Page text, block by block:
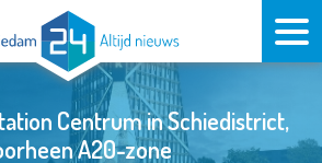
Centrum in Schiedistrict,
A20-zone